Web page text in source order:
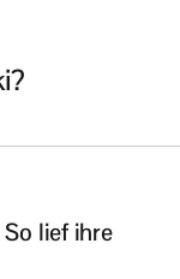
lief ihre